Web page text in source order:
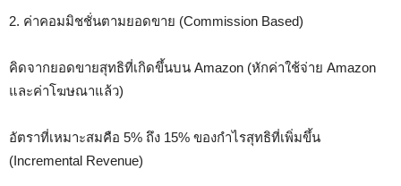
2. ค่าคอมมิชชั่นตามยอดขาย (Commission Based)
คิดจากยอดขายสุทธิที่เกิดขึ้นบน Amazon (หักค่าใช้จ่าย Amazon
และค่าโฆษณาแล้ว)
อัตราที่เหมาะสมคือ 5% ถึง 15% ของกำไรสุทธิที่เพิ่มขึ้น
(Incremental Revenue)